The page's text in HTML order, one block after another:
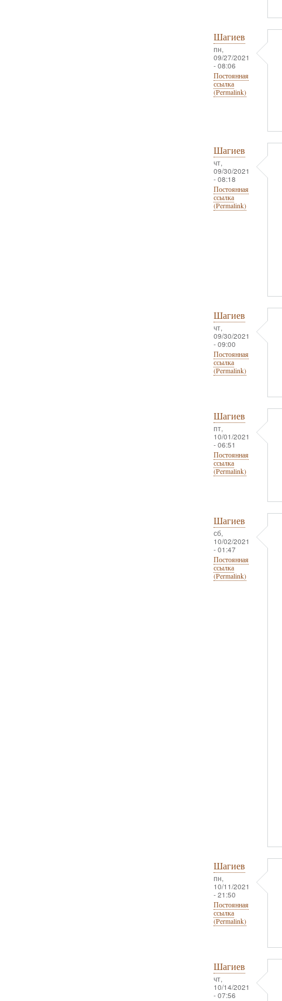
Шагиев
пн,
09/27/2021
- 08:06
Постоянная
ссылка
(Permalink)
Шагиев
чт,
09/30/2021
- 08:18
Постоянная
ссылка
(Permalink)
Шагиев
чт,
09/30/2021
- 09:00
Постоянная
ссылка
(Permalink)
Шагиев
пт,
10/01/2021
- 06:51
Постоянная
ссылка
(Permalink)
Шагиев
сб,
10/02/2021
- 01:47
Постоянная
ссылка
(Permalink)
Шагиев
пн,
10/11/2021
- 21:50
Постоянная
ссылка
(Permalink)
Шагиев
чт,
10/14/2021
- 07:56